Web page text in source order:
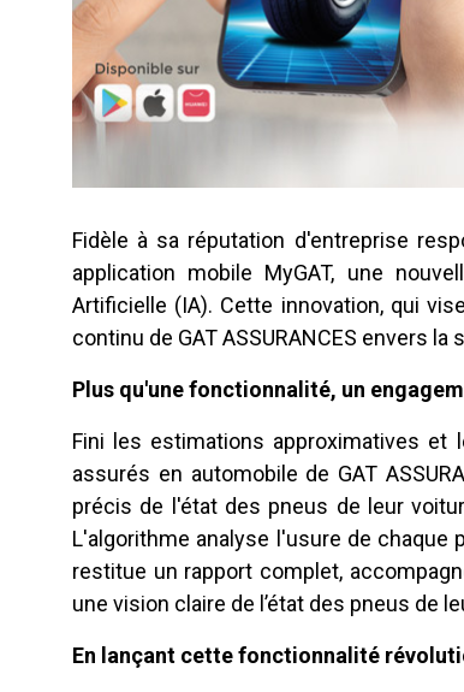
Fidèle à sa réputation d'entreprise
application mobile MyGAT, une
Artificielle (IA). Cette innovation, qui
continu de GAT ASSURANCES envers
Plus qu'une fonctionnalité, un
Fini les estimations approximatives
assurés en automobile de GAT
précis de l'état des pneus de leur
L'algorithme analyse l'usure de chaque
restitue un rapport complet,
une vision claire de l’état des pneus de
En lançant cette fonctionnalité